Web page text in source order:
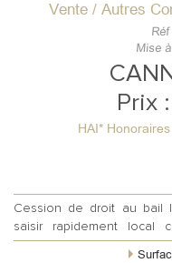
Vente / Autres
Mise
Prix :
HAI*
Cession de droit au bail
saisir rapidement local
surface totale d'enviro...